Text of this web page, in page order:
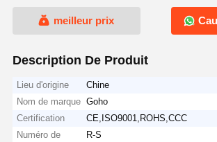
meilleur prix
Description De Produit
Lieu d'origine
Chine
Nom de marque Goho
Certification
CE,ISO9001,ROHS,CCC
Numéro de
R-S